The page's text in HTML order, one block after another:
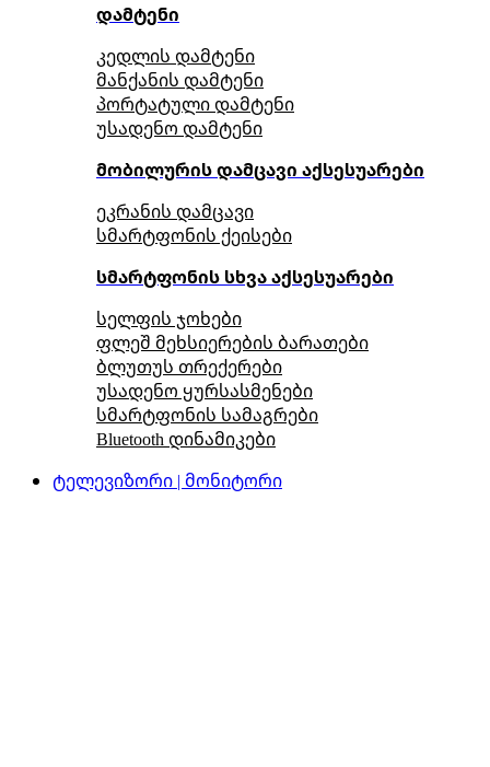
დამტენი
კედლის დამტენი
მანქანის დამტენი
პორტატული დამტენი
უსადენო დამტენი
მობილურის დამცავი აქსესუარები
ეკრანის დამცავი
სმარტფონის ქეისები
სმარტფონის სხვა აქსესუარები
სელფის ჯოხები
ფლეშ მეხსიერების ბარათები
ბლუთუს თრექერები
უსადენო ყურსასმენები
სმარტფონის სამაგრები
Bluetooth დინამიკები
ტელევიზორი | მონიტორი